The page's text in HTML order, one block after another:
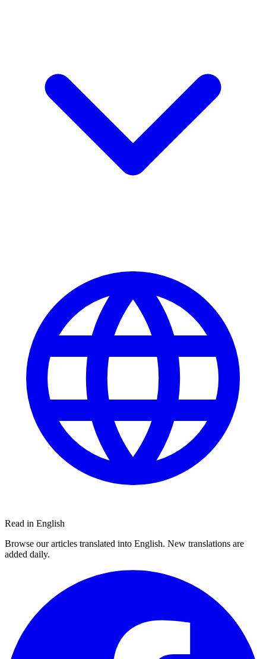
Read in English
Browse our articles translated into English. New translations are
added daily.